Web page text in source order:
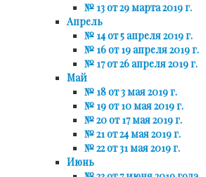
№ 13 от 29 марта 2019 г.
Апрель
№ 14 от 5 апреля 2019 г.
№ 16 от 19 апреля 2019 г.
№ 17 от 26 апреля 2019 г.
Май
№ 18 от 3 мая 2019 г.
№ 19 от 10 мая 2019 г.
№ 20 от 17 мая 2019 г.
№ 21 от 24 мая 2019 г.
№ 22 от 31 мая 2019 г.
Июнь